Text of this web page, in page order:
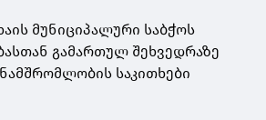
მუნიციპალური საბჭოს
გამართულ შეხვედრაზე
საკითხები